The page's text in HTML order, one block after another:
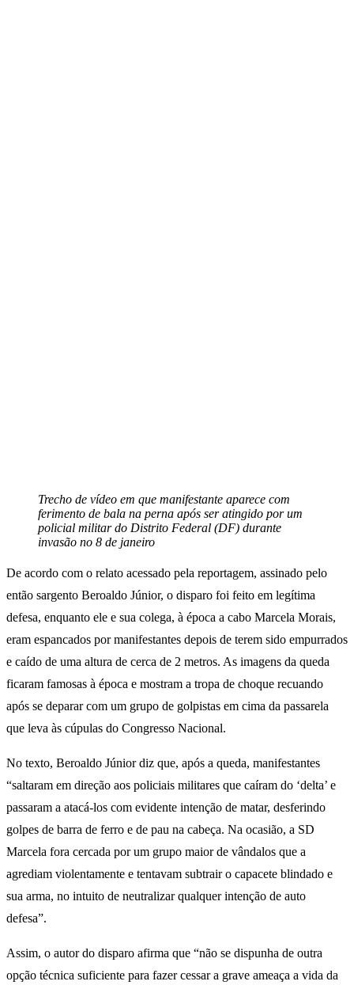
Trecho de vídeo em que manifestante aparece com
ferimento de bala na perna após ser atingido por um
policial militar do Distrito Federal (DF) durante
invasão no 8 de janeiro
De acordo com o relato acessado pela reportagem, assinado pelo
então sargento Beroaldo Júnior, o disparo foi feito em legítima
defesa, enquanto ele e sua colega, à época a cabo Marcela Morais,
eram espancados por manifestantes depois de terem sido empurrados
e caído de uma altura de cerca de 2 metros. As imagens da queda
ficaram famosas à época e mostram a tropa de choque recuando
após se deparar com um grupo de golpistas em cima da passarela
que leva às cúpulas do Congresso Nacional.
No texto, Beroaldo Júnior diz que, após a queda, manifestantes
“saltaram em direção aos policiais militares que caíram do ‘delta’ e
passaram a atacá-los com evidente intenção de matar, desferindo
golpes de barra de ferro e de pau na cabeça. Na ocasião, a SD
Marcela fora cercada por um grupo maior de vândalos que a
agrediam violentamente e tentavam subtrair o capacete blindado e
sua arma, no intuito de neutralizar qualquer intenção de auto
defesa”.
Assim, o autor do disparo afirma que “não se dispunha de outra
opção técnica suficiente para fazer cessar a grave ameaça a vida da